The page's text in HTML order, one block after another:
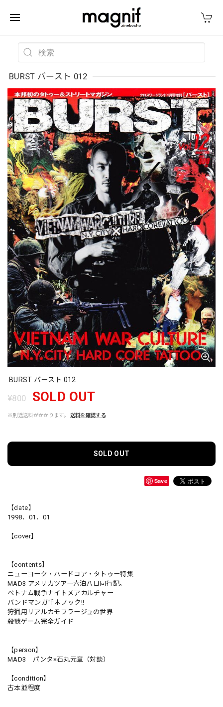
BURST バースト 012
BURST バースト 012
¥800 SOLD OUT
※別途送料がかかります。 送料を確認する
SOLD OUT
Save
【date】
1998．01．01
【cover】
【contents】
ニューヨーク・ハードコア・タトゥー特集
MAD3 アメリカツアー六泊八日同行記。
ベトナム戦争ナイトメアカルチャー
バンドマンガ千本ノック!!
狩猟用リアルカモフラージュの世界
殺戮ゲーム完全ガイド
【person】
MAD3 パンタ×石丸元章（対談）
【condition】
古本並程度